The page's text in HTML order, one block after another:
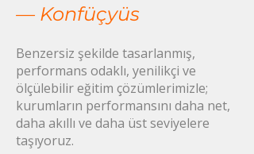
— Konfüçyüs
Benzersiz şekilde tasarlanmış,
performans odaklı, yenilikçi ve
ölçülebilir eğitim çözümlerimizle;
kurumların performansını daha net,
daha akıllı ve daha üst seviyelere
taşıyoruz.